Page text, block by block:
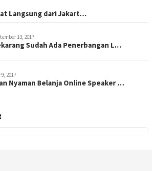
Langsung dari Jakart…
13, 2017
Sudah Ada Penerbangan L…
2017
Nyaman Belanja Online Speaker …